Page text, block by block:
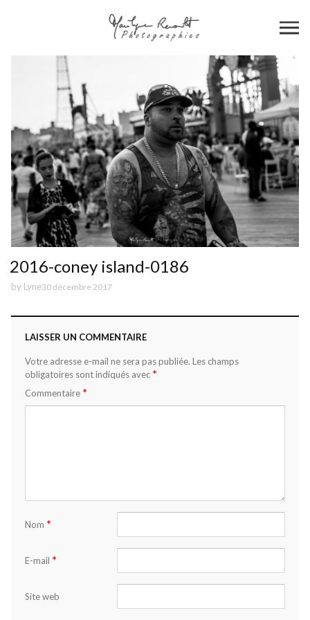
2016-coney island-0186
by Lyne30 décembre 2017
LAISSER UN COMMENTAIRE
Votre adresse e-mail ne sera pas publiée. Les champs
obligatoires sont indiqués avec *
Commentaire *
Nom *
E-mail *
Site web